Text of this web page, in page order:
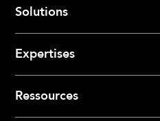
Solutions
Expertises
Ressources